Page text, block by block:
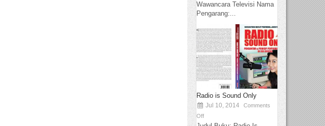
Wawancara Televisi Nama
Pengarang:...
Radio is Sound Only
Jul 10, 2014
Comments
Off